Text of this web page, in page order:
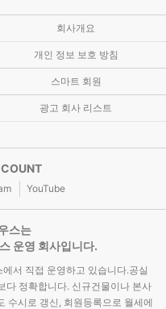
회사개요
개인 정보 보호 방침
스마트 회원
광고 회사 리스트
YouTube
스는
운영 회사입니다.
서 직접 운영하고 있습니다.공실
다 정확합니다. 신규건물이나 본사
수시로 갱신, 회원등록으로 월세에